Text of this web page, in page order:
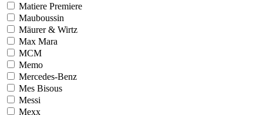
Matiere Premiere
Mauboussin
Mäurer & Wirtz
Max Mara
MCM
Memo
Mercedes-Benz
Mes Bisous
Messi
Mexx